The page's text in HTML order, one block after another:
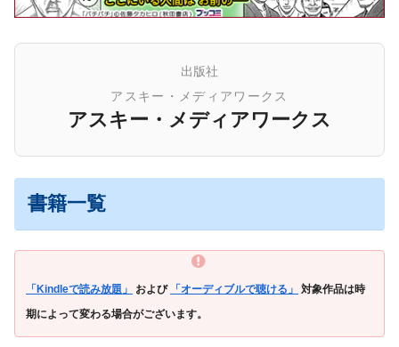
出版社
アスキー・メディアワークス
アスキー・メディアワークス
書籍一覧
「Kindleで読み放題」 および 「オーディブルで聴ける」
対象作品は時
期によって変わる場合がございます。